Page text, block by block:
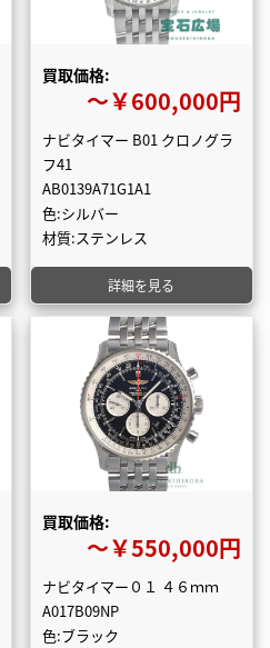
買取価格:
〜￥600,000円
ナビタイマー B01 クロノグラ
フ41
AB0139A71G1A1
色:シルバー
材質:ステンレス
詳細を見る
買取価格:
〜￥550,000円
ナビタイマー０１ ４６ｍｍ
A017B09NP
色:ブラック